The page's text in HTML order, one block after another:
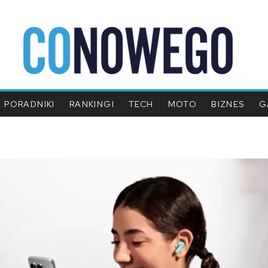
PORADNIKI RANKINGI TECH MOTO BIZNES